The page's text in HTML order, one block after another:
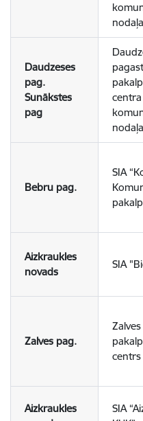
nodaļa
Daudzeses
pag.
Sunākstes
pag
centra
nodaļa
Bebru pag.
SIA
Aizkraukles
novads
SIA
Zalves pag.
centrs
Aizkraukles
SIA